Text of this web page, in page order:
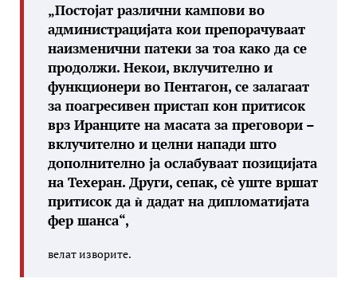
„Постојат различни кампови во
администрацијата кои препорачуваат
наизменични патеки за тоа како да се
продолжи. Некои, вклучително и
функционери во Пентагон, се залагаат
за поагресивен пристап кон притисок
врз Иранците на масата за преговори –
вклучително и целни напади што
дополнително ја ослабуваат позицијата
на Техеран. Други, сепак, сè уште вршат
притисок да ѝ дадат на дипломатијата
фер шанса“,
велат изворите.